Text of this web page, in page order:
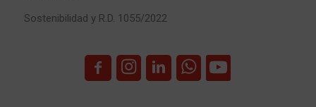
Sostenibilidad y R.D. 1055/2022